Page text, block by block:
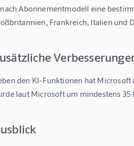
Abonnementmodell eine
Frankreich, Italien und
den KI-Funktionen hat
laut Microsoft um mindestens 35